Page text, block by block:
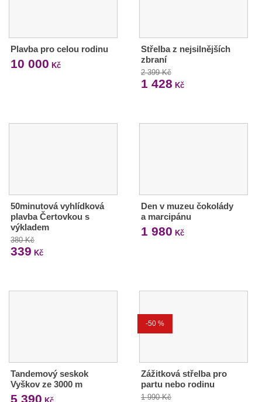
Plavba pro celou rodinu
10 000 Kč
Střelba z nejsilnějších
zbraní
2 399 Kč
1 428 Kč
50minutová vyhlídková
plavba Čertovkou s
výkladem
380 Kč
339 Kč
Den v muzeu čokolády
a marcipánu
1 980 Kč
Tandemový seskok
Vyškov ze 3000 m
5 390
-50 %
Zážitková střelba pro
partu nebo rodinu
1 990 Kč